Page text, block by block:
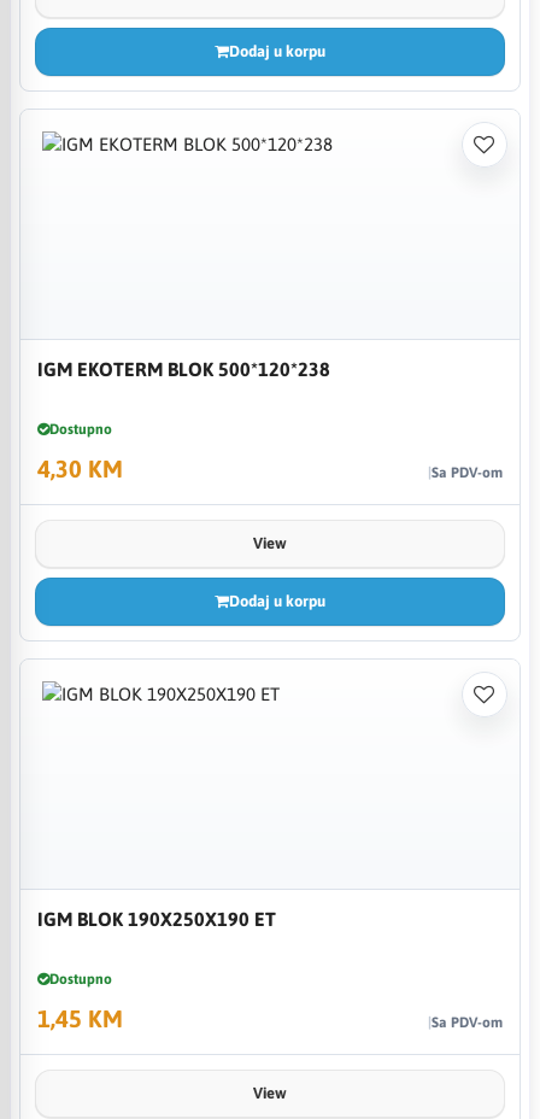
Dodaj u korpu
IGM EKOTERM BLOK 500*120*238
Dostupno
4,30 KM Sa PDV-om
View
Dodaj u korpu
IGM BLOK 190X250X190 ET
Dostupno
1,45 KM Sa PDV-om
View